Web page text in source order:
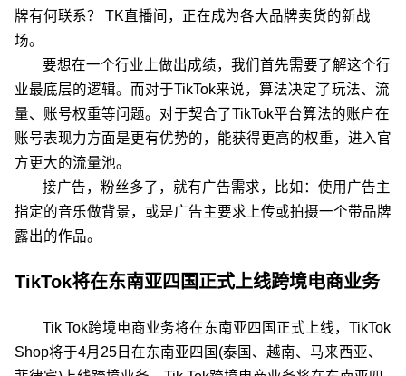
牌有何联系？ TK直播间，正在成为各大品牌卖货的新战
场。
要想在一个行业上做出成绩，我们首先需要了解这个行
业最底层的逻辑。而对于TikTok来说，算法决定了玩法、流
量、账号权重等问题。对于契合了TikTok平台算法的账户在
账号表现力方面是更有优势的，能获得更高的权重，进入官
方更大的流量池。
接广告，粉丝多了，就有广告需求，比如：使用广告主
指定的音乐做背景，或是广告主要求上传或拍摄一个带品牌
露出的作品。
TikTok将在东南亚四国正式上线跨境电商业务
Tik Tok跨境电商业务将在东南亚四国正式上线，TikTok
Shop将于4月25日在东南亚四国(泰国、越南、马来西亚、